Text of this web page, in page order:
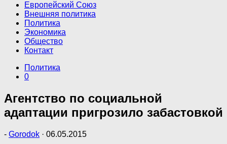
Европейский Союз
Внешняя политика
Политика
Экономика
Общество
Контакт
Политика
0
Агентство по социальной
адаптации пригрозило забастовкой
- Gorodok · 06.05.2015